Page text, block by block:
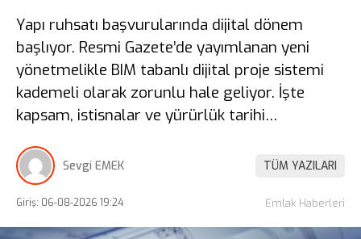
Yapı ruhsatı başvurularında dijital dönem
başlıyor. Resmi Gazete’de yayımlanan yeni
yönetmelikle BIM tabanlı dijital proje sistemi
kademeli olarak zorunlu hale geliyor. İşte
kapsam, istisnalar ve yürürlük tarihi…
Sevgi EMEK TÜM YAZILARI
Giriş: 06-08-2026 19:24 Emlak Haberleri